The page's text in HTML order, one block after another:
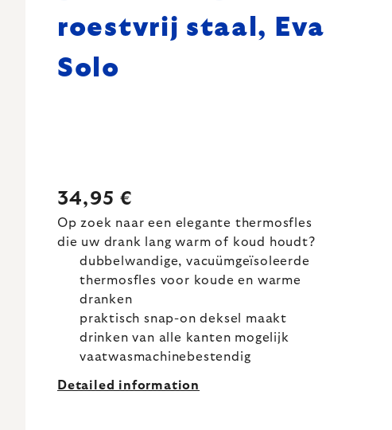
roestvrij staal, Eva
Solo
34,95 €
Op zoek naar een elegante thermosfles
die uw drank lang warm of koud houdt?
dubbelwandige, vacuümgeïsoleerde
thermosfles voor koude en warme
dranken
praktisch snap-on deksel maakt
drinken van alle kanten mogelijk
vaatwasmachinebestendig
Detailed information